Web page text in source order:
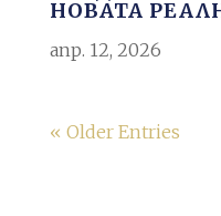
НОВАТА
апр. 12, 2026
« Older Entries